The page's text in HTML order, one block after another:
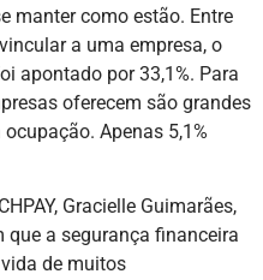
manter como estão. Entre
a uma empresa, o
apontado por 33,1%. Para
oferecem são grandes
Apenas 5,1%
Gracielle Guimarães,
a segurança financeira
de muitos